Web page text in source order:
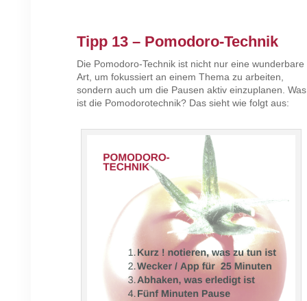
Tipp 13 – Pomodoro-Technik
Die Pomodoro-Technik ist nicht nur eine wunderbare
Art, um fokussiert an einem Thema zu arbeiten,
sondern auch um die Pausen aktiv einzuplanen. Was
ist die Pomodorotechnik? Das sieht wie folgt aus: